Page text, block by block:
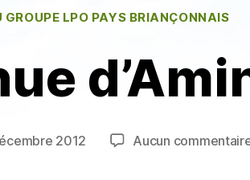
Catégories
LPO PAYS BRIANÇONNAIS
2012 Aucun